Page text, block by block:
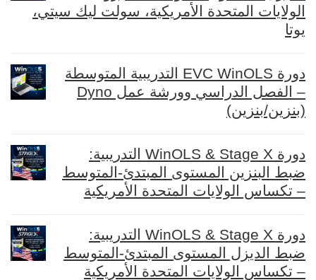
الولايات المتحدة الأمريكية، سولت ليك سيتي،
يوتا
دورة EVC WinOLS التدريبية المتوسطة
– الفصل الدراسي وورشة عمل Dyno
(بنزين/بنزين)
دورة WinOLS & Stage X التدريبية:
ضبط البنزين المستوى المبتدئ-المتوسط
– تكساس الولايات المتحدة الأمريكية
دورة WinOLS & Stage X التدريبية:
ضبط الديزل المستوى المبتدئ-المتوسط
– تكساس الولايات المتحدة الأمريكية